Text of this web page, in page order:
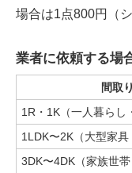
場合は1点800円（
業者に依頼する場
間取り
1R・1K（一人暮らし
1LDK〜2K（大型家具
3DK〜4DK（家族世帯